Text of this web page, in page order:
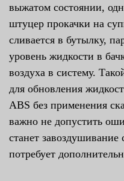
выжатом состоянии,
штуцер прокачки на
сливается в бутылку,
уровень жидкости в
воздуха в систему.
для обновления
ABS без применения
важно не допустить
станет завоздушивание
потребует